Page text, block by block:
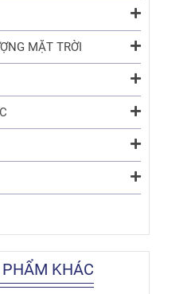
MẶT TRỜI
KHÁC